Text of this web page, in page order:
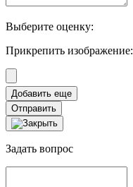
Выберите оценку:
Прикрепить изображение:
Отправить
Задать вопрос